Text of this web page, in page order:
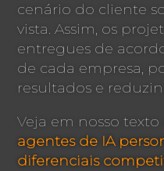
cenário do cliente
vista. Assim, os
entregues de
de cada empresa,
resultados e
Veja em nosso texto
agentes de IA
diferenciais